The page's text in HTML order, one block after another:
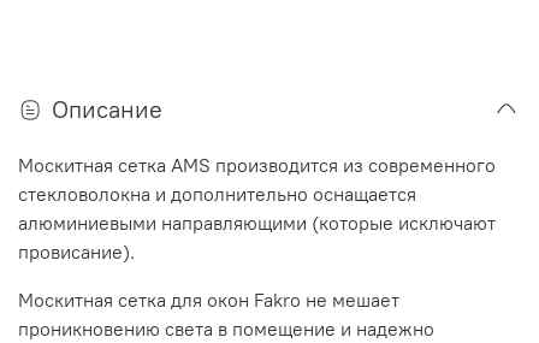
Описание
Москитная сетка AMS производится из современного
стекловолокна и дополнительно оснащается
алюминиевыми направляющими (которые исключают
провисание).
Москитная сетка для окон Fakro не мешает
проникновению света в помещение и надежно